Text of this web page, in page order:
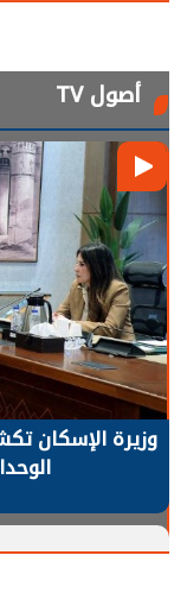
أصول TV
الرئيس
يحتاج إلى